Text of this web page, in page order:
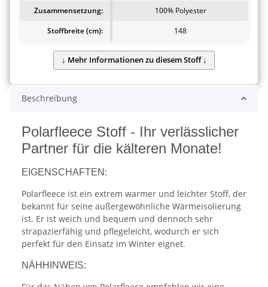
Zusammensetzung:
100% Polyester
Stoffbreite (cm):
148
Beschreibung
Polarfleece Stoff - Ihr verlässlicher
Partner für die kälteren Monate!
EIGENSCHAFTEN:
Polarfleece ist ein extrem warmer und leichter Stoff, der
bekannt für seine außergewöhnliche Wärmeisolierung
ist. Er ist weich und bequem und dennoch sehr
strapazierfähig und pflegeleicht, wodurch er sich
perfekt für den Einsatz im Winter eignet.
NÄHHINWEIS: